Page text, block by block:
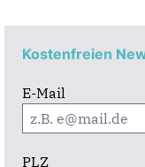
Kostenfreien
E-Mail
PLZ